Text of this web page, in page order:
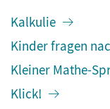
Kalkulie
Kinder fragen
Kleiner Mathe-
Klick!